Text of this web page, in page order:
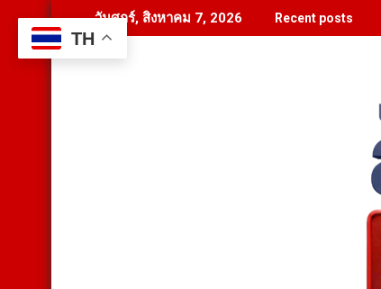
to
content
วันศุกร์, สิงหาคม 7, 2026 Recent posts
TH